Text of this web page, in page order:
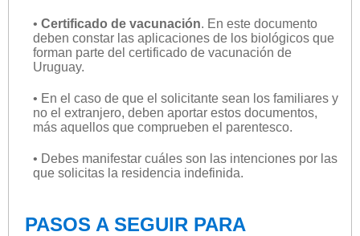
• Certificado de vacunación. En este documento
deben constar las aplicaciones de los biológicos que
forman parte del certificado de vacunación de
Uruguay.
• En el caso de que el solicitante sean los familiares y
no el extranjero, deben aportar estos documentos,
más aquellos que comprueben el parentesco.
• Debes manifestar cuáles son las intenciones por las
que solicitas la residencia indefinida.
PASOS A SEGUIR PARA